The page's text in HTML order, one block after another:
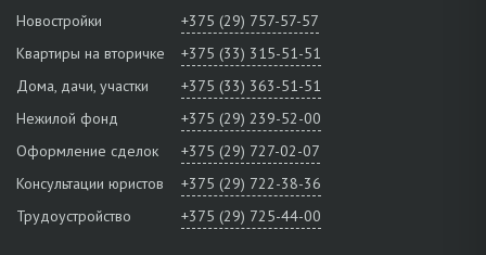
Новостройки
+375 (29) 757-57-57
Квартиры на вторичке
+375 (33) 315-51-51
Дома, дачи, участки
+375 (33) 363-51-51
Нежилой фонд
+375 (29) 239-52-00
Оформление сделок
+375 (29) 727-02-07
Консультации юристов
+375 (29) 722-38-36
Трудоустройство
+375 (29) 725-44-00